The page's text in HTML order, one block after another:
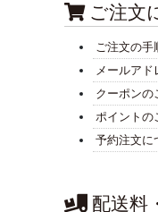
ご注文
ご注文の手
メールアド
クーポンの
ポイントの
予約注文に
配送料